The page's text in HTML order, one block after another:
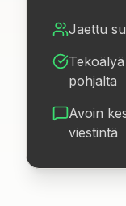
Jaettu
pohjalta
Avoin
viestintä